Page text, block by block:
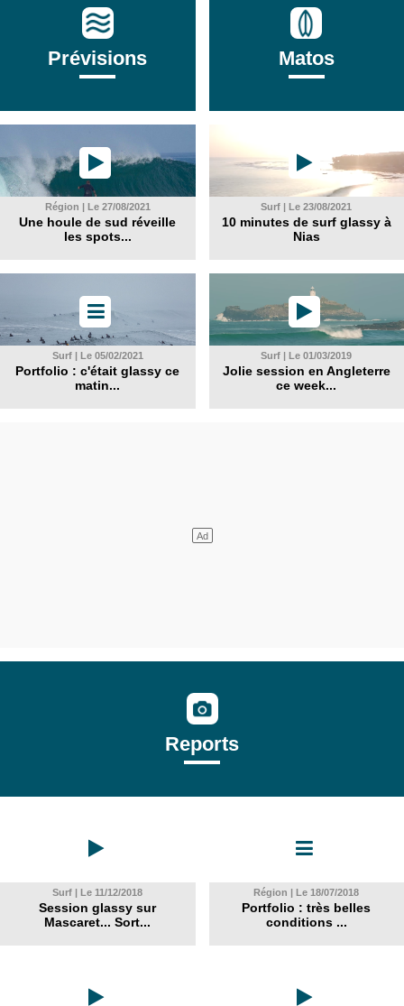
Prévisions Matos
Région | Le 27/08/2021
Une houle de sud réveille
les spots...
Surf | Le 23/08/2021
10 minutes de surf glassy à
Nias
Surf | Le 05/02/2021
Portfolio : c'était glassy ce
matin...
Surf | Le 01/03/2019
Jolie session en Angleterre
ce week...
Reports
Surf | Le 11/12/2018
Session glassy sur
Mascaret... Sort...
Région | Le 18/07/2018
Portfolio : très belles
conditions ...